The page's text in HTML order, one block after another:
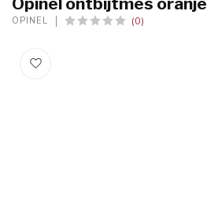
OPINEL (0)